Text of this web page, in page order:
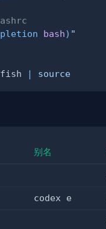
bash) "
fish
| source
别名
codex e